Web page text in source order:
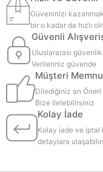
Güveninizi
bir o kadar da hızlı
Güvenli
Uluslararası
Verileriniz güvende
Müşteri
Dilediğiniz an
Bize iletebilirsiniz
Kolay İade
Kolay iade ve iptal
detaylara